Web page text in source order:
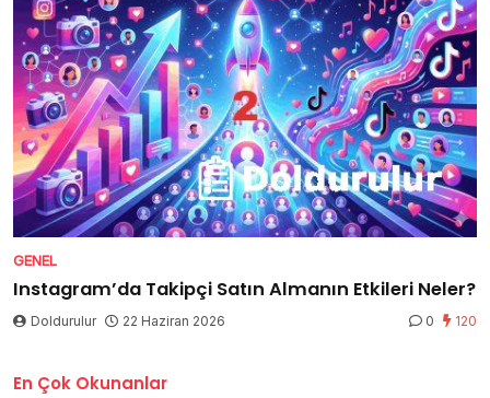
GENEL
Instagram’da Takipçi Satın Almanın Etkileri Neler?
Doldurulur 22 Haziran 2026 0 120
En Çok Okunanlar